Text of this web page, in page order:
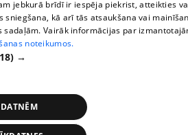
э-почта -
jebkurā brīdī ir iespēja piekrist, atteikties
sniegšana, kā arī tās atsaukšana vai
Vairāk informācijas par
noteikumos.
→